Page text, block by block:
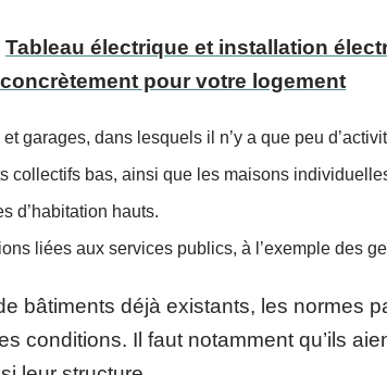
Tableau électrique et installation
pour votre logement
et garages, dans lesquels il n’y a que peu
collectifs bas, ainsi que les maisons
d’habitation hauts.
liées aux services publics, à l’exemple des
bâtiments déjà existants, les normes
conditions. Il faut notamment qu’ils